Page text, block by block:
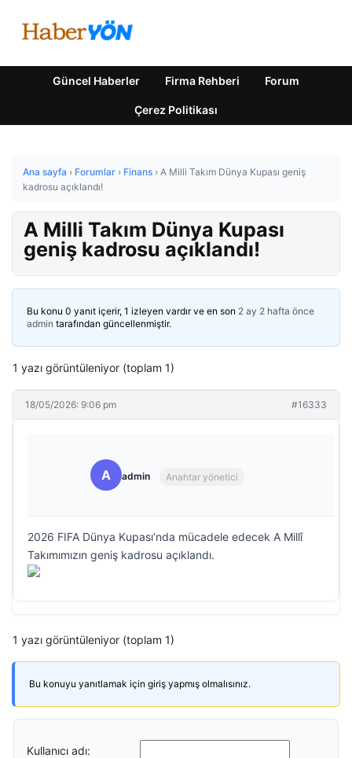
Güncel Haberler Firma Rehberi Forum
Çerez Politikası
Ana sayfa › Forumlar › Finans › A Milli Takım Dünya Kupası geniş
kadrosu açıklandı!
A Milli Takım Dünya Kupası
geniş kadrosu açıklandı!
Bu konu 0 yanıt içerir, 1 izleyen vardır ve en son 2 ay 2 hafta önce
admin tarafından güncellenmiştir.
1 yazı görüntüleniyor (toplam 1)
18/05/2026: 9:06 pm #16333
A admin Anahtar yönetici
2026 FIFA Dünya Kupası’nda mücadele edecek A Millî
Takımımızın geniş kadrosu açıklandı.
1 yazı görüntüleniyor (toplam 1)
Bu konuyu yanıtlamak için giriş yapmış olmalısınız.
Kullanıcı adı: